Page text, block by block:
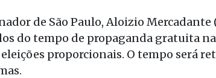
de São Paulo, Aloizio Mercadante
do tempo de propaganda gratuita
proporcionais. O tempo será